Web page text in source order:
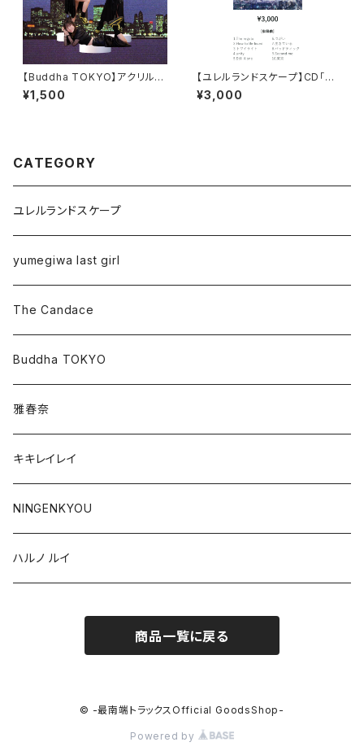
【Buddha TOKYO】アクリルス
タンド「個別」
¥1,500
【ユレルランドスケープ】CD「M
ASTER PLAN」
¥3,000
CATEGORY
ユレルランドスケープ
yumegiwa last girl
The Candace
Buddha TOKYO
雅春奈
キキレイレイ
NINGENKYOU
ハルノ ルイ
商品一覧に戻る
© -最南端トラックスOfficial GoodsShop-
Powered by